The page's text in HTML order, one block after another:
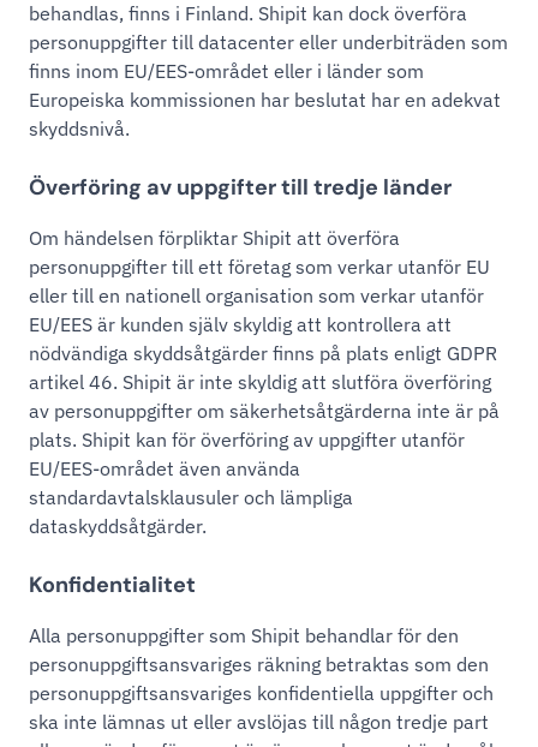
behandlas, finns i Finland. Shipit kan dock överföra
personuppgifter till datacenter eller underbiträden som
finns inom EU/EES-området eller i länder som
Europeiska kommissionen har beslutat har en adekvat
skyddsnivå.
Överföring av uppgifter till tredje länder
Om händelsen förpliktar Shipit att överföra
personuppgifter till ett företag som verkar utanför EU
eller till en nationell organisation som verkar utanför
EU/EES är kunden själv skyldig att kontrollera att
nödvändiga skyddsåtgärder finns på plats enligt GDPR
artikel 46. Shipit är inte skyldig att slutföra överföring
av personuppgifter om säkerhetsåtgärderna inte är på
plats. Shipit kan för överföring av uppgifter utanför
EU/EES-området även använda
standardavtalsklausuler och lämpliga
dataskyddsåtgärder.
Konfidentialitet
Alla personuppgifter som Shipit behandlar för den
personuppgiftsansvariges räkning betraktas som den
personuppgiftsansvariges konfidentiella uppgifter och
ska inte lämnas ut eller avslöjas till någon tredje part